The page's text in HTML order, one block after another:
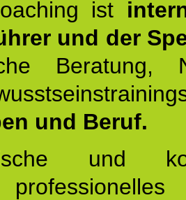
ist
und der
Beratung,
und Beruf.
und